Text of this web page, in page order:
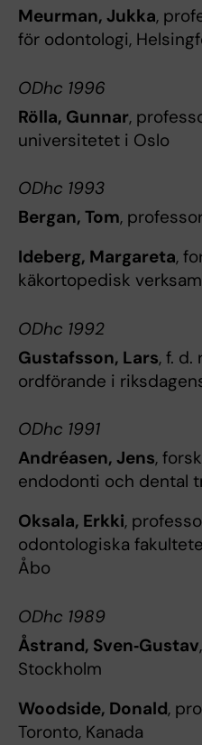
Meurman, Jukka,
för odontologi,
ODhc 1996
Rölla, Gunnar,
universitetet i Oslo
ODhc 1993
Bergan, Tom,
Ideberg, Margareta,
käkortopedisk
ODhc 1992
Gustafsson, Lars, f.
ordförande i
ODhc 1991
Andréasen, Jens,
endodonti och dental
Oksala, Erkki,
odontologiska
Åbo
ODhc 1989
Åstrand, Sven‐Gustav
Stockholm
Woodside, Donald,
Toronto, Kanada